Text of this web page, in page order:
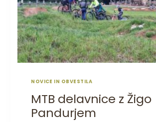
NOVICE IN OBVESTILA
MTB delavnice z Žigo
Pandurjem